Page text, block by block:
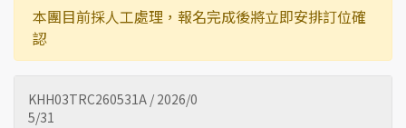
本團目前採人工處理，報名完成後將立即安排訂位確
認
KHH03TRC260531A / 2026/0
5/31